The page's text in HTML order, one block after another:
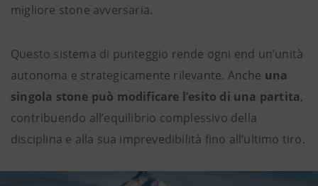
migliore stone avversaria.
Questo sistema di punteggio rende ogni end un’unità
autonoma e strategicamente rilevante. Anche una
singola stone può modificare l’esito di una partita,
contribuendo all’equilibrio complessivo della
disciplina e alla sua imprevedibilità fino all’ultimo tiro.